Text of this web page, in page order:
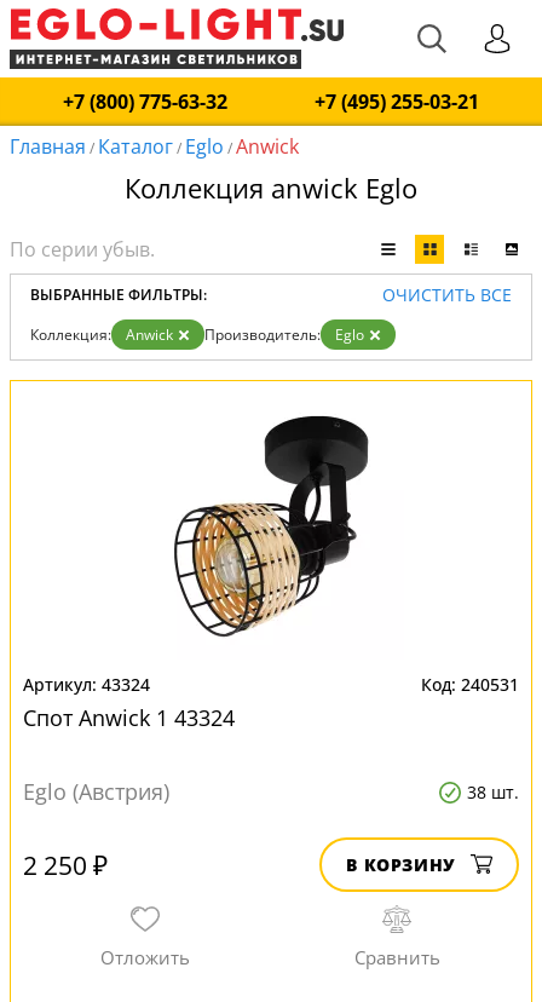
+7 (800) 775-63-32
+7 (495) 255-03-21
Главная / Каталог/ Eglo /Anwick
Коллекция anwick Eglo
ВЫБРАННЫЕ ФИЛЬТРЫ: ОЧИСТИТЬ ВСЕ
Коллекция: Anwick Производитель: Eglo
43324 240531
Спот Anwick 1 43324
Eglo (Австрия) 38 шт.
2 250 ₽ В КОРЗИНУ